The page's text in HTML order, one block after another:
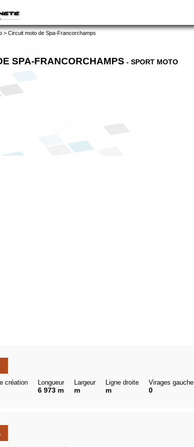
> Circuit moto de Spa-Francorchamps
SPA-FRANCORCHAMPS - SPORT MOTO
création Longueur
6 973 m
Largeur
m
Ligne droite
m
Virages gauche
0